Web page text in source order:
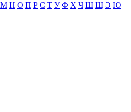
М Н О П Р С Т У Ф Х Ч Ш Щ Э Ю